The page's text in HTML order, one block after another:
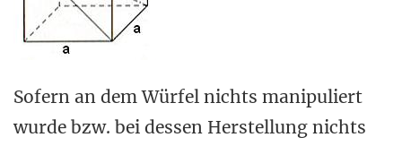
Sofern an dem Würfel nichts manipuliert
wurde bzw. bei dessen Herstellung nichts